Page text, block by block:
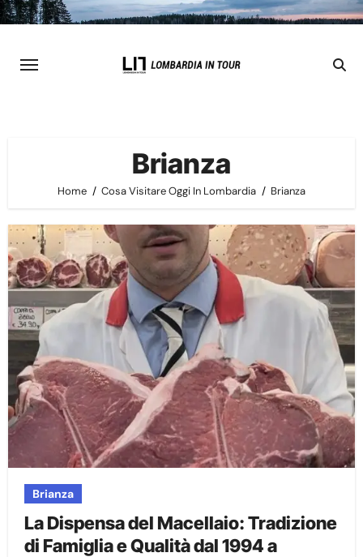
Skip
content
Brianza
Home Cosa Visitare Oggi In Lombardia Brianza
Brianza
La Dispensa del Macellaio: Tradizione
di Famiglia e Qualità dal 1994 a